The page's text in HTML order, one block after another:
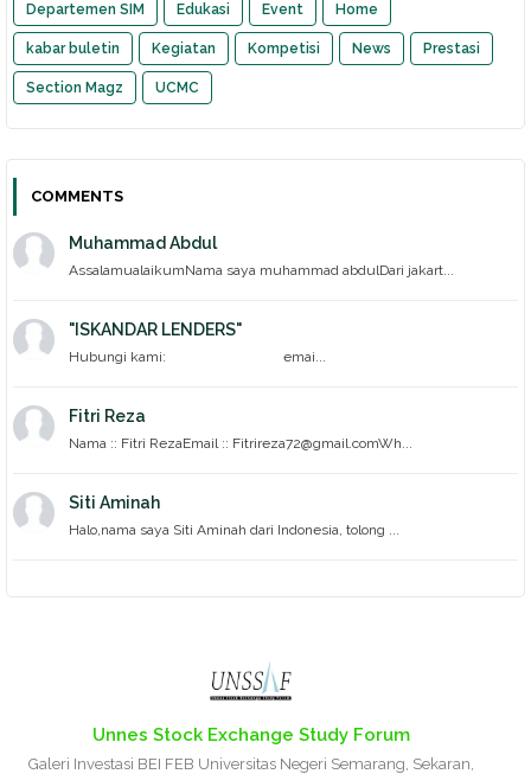
Departemen SIM Edukasi Event Home
kabar buletin Kegiatan Kompetisi News Prestasi
Section Magz UCMC
COMMENTS
Muhammad Abdul
AssalamualaikumNama saya muhammad abdulDari jakart...
"ISKANDAR LENDERS"
Hubungi kami: emai...
Fitri Reza
Nama :: Fitri RezaEmail :: Fitrireza72@gmail.comWh...
Siti Aminah
Halo,nama saya Siti Aminah dari Indonesia, tolong ...
Unnes Stock Exchange Study Forum
Galeri Investasi BEI FEB Universitas Negeri Semarang, Sekaran,